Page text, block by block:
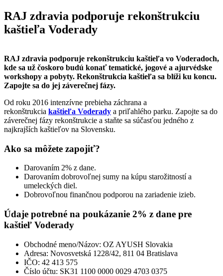
RAJ zdravia podporuje rekonštrukciu
kaštieľa Voderady
RAJ zdravia podporuje rekonštrukciu kaštieľa vo Voderadoch,
kde sa už čoskoro budú konať tematické, jogové a ajurvédske
workshopy a pobyty. Rekonštrukcia kaštieľa sa blíži ku koncu.
Zapojte sa do jej záverečnej fázy.
Od roku 2016 intenzívne prebieha záchrana a
rekonštrukcia kaštieľa Voderady a priľahlého parku. Zapojte sa do
záverečnej fázy rekonštrukcie a staňte sa súčasťou jedného z
najkrajších kaštieľov na Slovensku.
Ako sa môžete zapojiť?
Darovaním 2% z dane.
Darovaním dobrovoľnej sumy na kúpu starožitností a
umeleckých diel.
Dobrovoľnou finančnou podporou na zariadenie izieb.
Údaje potrebné na poukázanie 2% z dane pre
kaštieľ Voderady
Obchodné meno/Názov: OZ AYUSH Slovakia
Adresa: Novosvetská 1228/42, 811 04 Bratislava
IČO: 42 413 575
Číslo účtu: SK31 1100 0000 0029 4703 0375